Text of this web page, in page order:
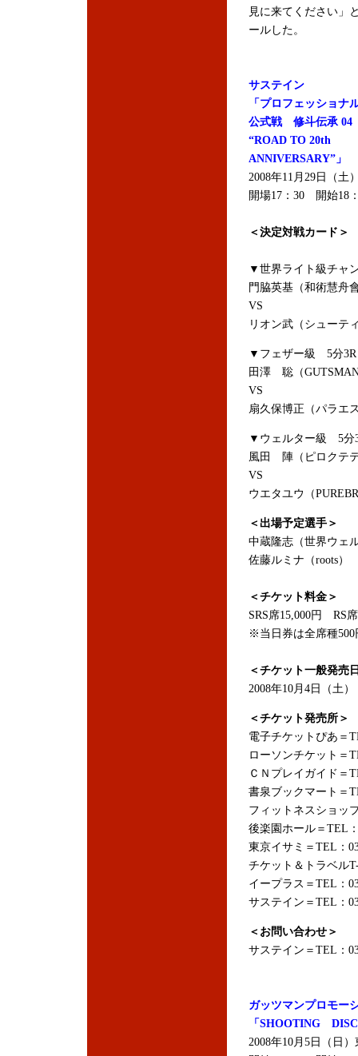
見に来てください」
ールした。
サステイン
「プロフェッショナ
公式戦 修斗伝承 04
“ROAD TO 20th
ANNIVERSARY”」
2008年11月29日（土
開場17：30 開始18
＜決定対戦カード＞
▼世界ライト級チャ
門脇英基（和術慧舟
VS
リオン武（シューテ
▼フェザー級 5分3R
田澤 聡（
VS
扇久保博正（パラエ
▼ウェルター級 5分
風田 陣（ピロクテ
VS
ウエタユウ（
＜出場予定選手＞
中蔵隆志（世界ウェ
佐藤ルミナ（roots）
＜チケット料金＞
SRS席15,000円 RS
※当日券は全席種500
＜チケット一般発売
2008年10月4日（土）
＜チケット発売所＞
電子チケットぴあ＝
ローソンチケット＝
ＣＮプレイガイド＝
書泉ブックマート＝
フィットネスショッ
後楽園ホール＝TEL
東京イサミ＝TEL：
チケット＆トラベル
イープラス＝TEL：
サステイン＝TEL：
＜お問い合わせ＞
サステイン＝TEL：
ガッツマンプロモー
「SHOOTING
2008年10月5日（日